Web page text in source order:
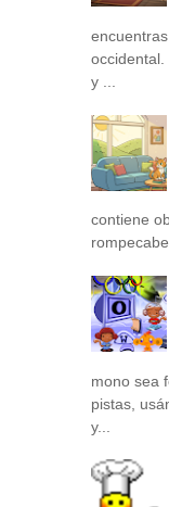
y ...
contiene
mono sea
pistas,
y...